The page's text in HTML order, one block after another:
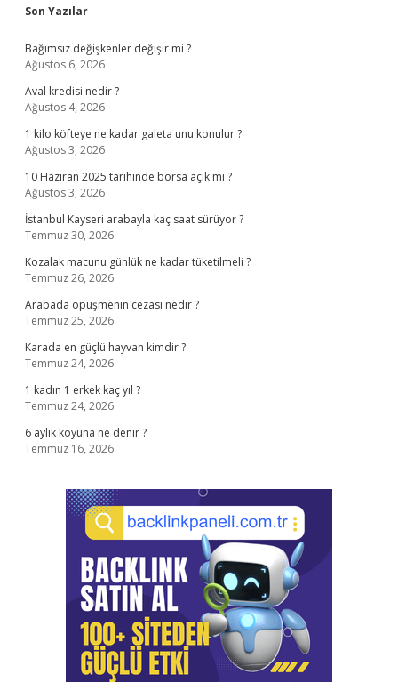
Sidebar
Son Yazılar
Bağımsız değişkenler değişir mi ?
Ağustos 6, 2026
Aval kredisi nedir ?
Ağustos 4, 2026
1 kilo köfteye ne kadar galeta unu konulur ?
Ağustos 3, 2026
10 Haziran 2025 tarihinde borsa açık mı ?
Ağustos 3, 2026
İstanbul Kayseri arabayla kaç saat sürüyor ?
Temmuz 30, 2026
Kozalak macunu günlük ne kadar tüketilmeli ?
Temmuz 26, 2026
Arabada öpüşmenin cezası nedir ?
Temmuz 25, 2026
Karada en güçlü hayvan kimdir ?
Temmuz 24, 2026
1 kadın 1 erkek kaç yıl ?
Temmuz 24, 2026
6 aylık koyuna ne denir ?
Temmuz 16, 2026